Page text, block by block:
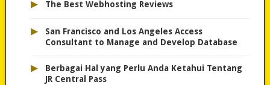
▸ The Best Webhosting Reviews
▸
San Francisco and Los Angeles Access
Consultant to Manage and Develop Database
▸
Berbagai Hal yang Perlu Anda Ketahui Tentang
JR Central Pass